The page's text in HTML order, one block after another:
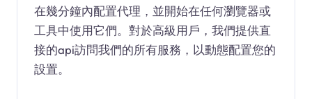
在幾分鐘內配置代理，並開始在任何瀏覽器或
工具中使用它們。對於高級用戶，我們提供直
接的api訪問我們的所有服務，以動態配置您的
設置。